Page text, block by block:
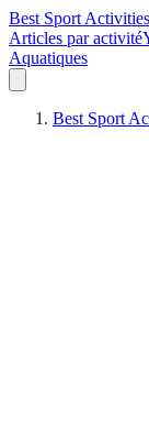
Best Sport Activities
Articles par activité
Aquatiques
Best Sport